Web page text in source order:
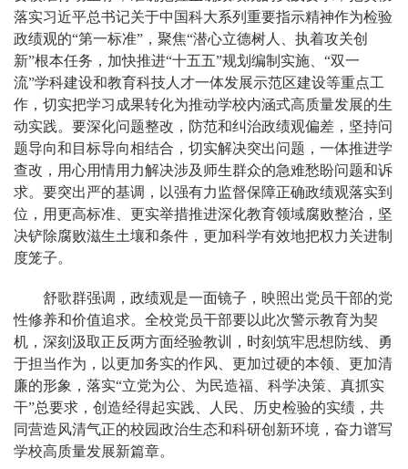
落实习近平总书记关于中国科大系列重要指示精神作为检验
政绩观的“第一标准”，聚焦“潜心立德树人、执着攻关创
新”根本任务，加快推进“十五五”规划编制实施、“双一
流”学科建设和教育科技人才一体发展示范区建设等重点工
作，切实把学习成果转化为推动学校内涵式高质量发展的生
动实践。要深化问题整改，防范和纠治政绩观偏差，坚持问
题导向和目标导向相结合，切实解决突出问题，一体推进学
查改，用心用情用力解决涉及师生群众的急难愁盼问题和诉
求。要突出严的基调，以强有力监督保障正确政绩观落实到
位，用更高标准、更实举措推进深化教育领域腐败整治，坚
决铲除腐败滋生土壤和条件，更加科学有效地把权力关进制
度笼子。
舒歌群强调，政绩观是一面镜子，映照出党员干部的党
性修养和价值追求。全校党员干部要以此次警示教育为契
机，深刻汲取正反两方面经验教训，时刻筑牢思想防线、勇
于担当作为，以更加务实的作风、更加过硬的本领、更加清
廉的形象，落实“立党为公、为民造福、科学决策、真抓实
干”总要求，创造经得起实践、人民、历史检验的实绩，共
同营造风清气正的校园政治生态和科研创新环境，奋力谱写
学校高质量发展新篇章。